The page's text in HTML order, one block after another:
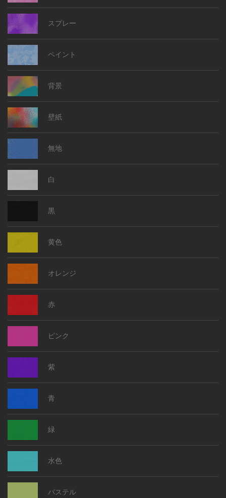
スプレー
ペイント
背景
壁紙
無地
白
黒
黄色
オレンジ
赤
ピンク
紫
青
緑
水色
パステル